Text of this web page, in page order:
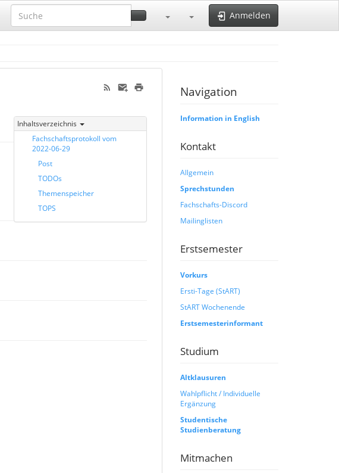
Anmelden
Inhaltsverzeichnis
Fachschaftsprotokoll vom
2022-06-29
Post
TODOs
Themenspeicher
TOPS
Navigation
Information in English
Kontakt
Allgemein
Sprechstunden
Fachschafts-Discord
Mailinglisten
Erstsemester
Vorkurs
Ersti-Tage (StART)
StART Wochenende
Erstsemesterinformant
Studium
Altklausuren
Wahlpflicht / Individuelle
Ergänzung
Studentische
Studienberatung
Mitmachen